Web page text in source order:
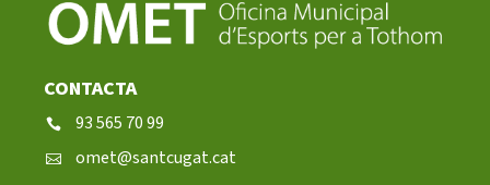
CONTACTA
93 565 70 99
omet@santcugat.cat